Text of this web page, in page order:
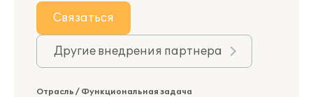
Связаться
Другие внедрения партнера
Отрасль / Функциональная задача